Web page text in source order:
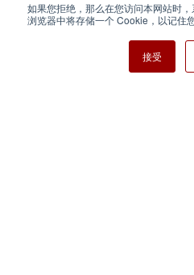
如果您拒绝，那么在您访问本网站时
浏览器中将存储一个 Cookie，以记住
接受
Nisshinbo Holdings Inc.
Copyright ⓒ Nisshinbo Micro